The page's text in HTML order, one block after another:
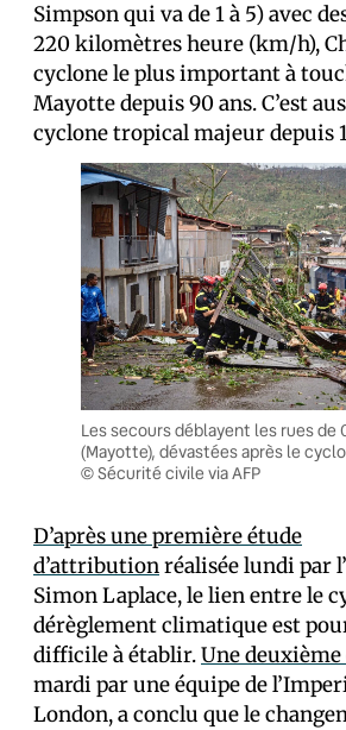
Simpson qui va de 1 à 5) avec
220 kilomètres heure (km/h),
cyclone le plus important à
Mayotte depuis 90 ans. C’est
cyclone tropical majeur depuis
Les secours déblayent les rues de
(Mayotte), dévastées après le
© Sécurité civile via AFP
D’après une première étude
d’attributionréalisée lundi par
Simon Laplace, le lien entre le
dérèglement climatique est
difficile à établir.Une
mardi par une équipe de
London, a conclu que le